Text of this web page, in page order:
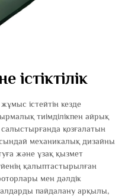
жұмыс істейтін кезде
тиімділікпен айрық
қозғалатын
механикалық дизайны
және ұзақ қызмет
қалыптастырылған
мен дәлдік
пайдалану арқылы,